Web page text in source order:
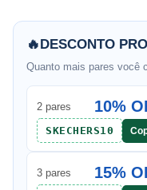
🔥DESCONTO
Quanto mais pares você
2 pares 10%
SKECHERS10
3 pares 15%